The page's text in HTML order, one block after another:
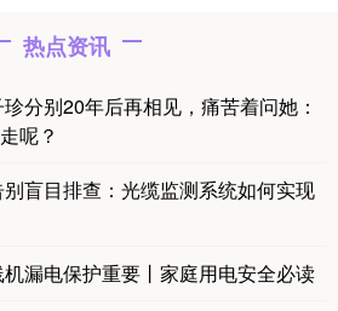
热点资讯
分别20年后再相见，痛苦着问她：
呢？
盲目排查：光缆监测系统如何实现
漏电保护重要丨家庭用电安全必读